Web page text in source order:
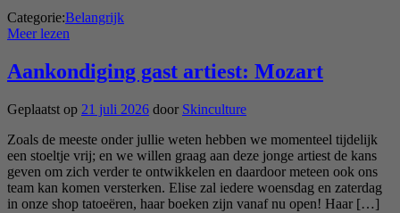
Categorie:Belangrijk
Meer lezen
Aankondiging gast artiest: Mozart
Geplaatst op 21 juli 2026 door Skinculture
Zoals de meeste onder jullie weten hebben we momenteel tijdelijk
een stoeltje vrij; en we willen graag aan deze jonge artiest de kans
geven om zich verder te ontwikkelen en daardoor meteen ook ons
team kan komen versterken. Elise zal iedere woensdag en zaterdag
in onze shop tatoeëren, haar boeken zijn vanaf nu open! Haar […]